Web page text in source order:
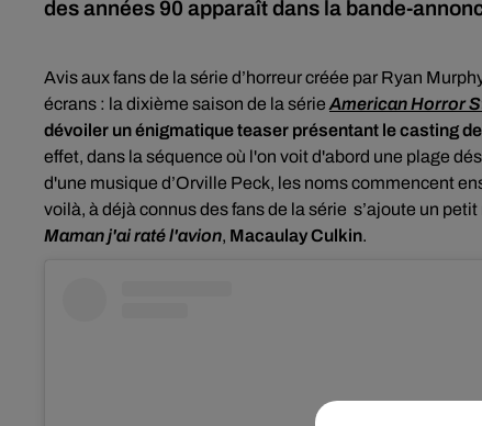
des années 90 apparaît dans la bande-
Avis aux fans de la série d’horreur créée par Ryan
écrans : la dixième saison de la série American Horror
dévoiler un énigmatique teaser présentant le casting
effet, dans la séquence où l'on voit d'abord une plage
d'une musique d’Orville Peck, les noms commencent
voilà, à déjà connus des fans de la série s’ajoute un
Maman j'ai raté l'avion, Macaulay Culkin.